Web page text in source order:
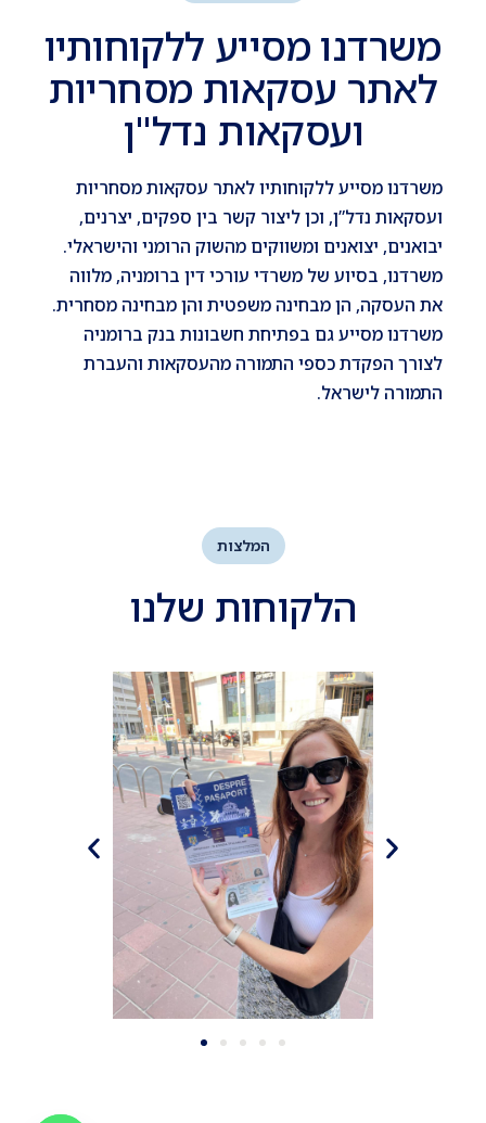
משרדנו מסייע ללקוחותיו
לאתר עסקאות מסחריות
ועסקאות נדל"ן
משרדנו מסייע ללקוחותיו לאתר עסקאות מסחריות
ועסקאות נדל”ן, וכן ליצור קשר בין ספקים, יצרנים,
יבואנים, יצואנים ומשווקים מהשוק הרומני והישראלי.
משרדנו, בסיוע של משרדי עורכי דין ברומניה, מלווה
את העסקה, הן מבחינה משפטית והן מבחינה מסחרית.
משרדנו מסייע גם בפתיחת חשבונות בנק ברומניה
לצורך הפקדת כספי התמורה מהעסקאות והעברת
התמורה לישראל.
המלצות
הלקוחות שלנו